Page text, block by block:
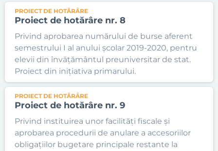
PROIECT DE HOTĂRÂRE
Proiect de hotărâre nr. 8
Privind aprobarea numărului de burse aferent
semestrului I al anului școlar 2019-2020, pentru
elevii din învățământul preuniversitar de stat.
Proiect din inițiativa primarului.
PROIECT DE HOTĂRÂRE
Proiect de hotărâre nr. 9
Privind instituirea unor facilități fiscale și
aprobarea procedurii de anulare a accesoriilor
obligațiilor bugetare principale restante la